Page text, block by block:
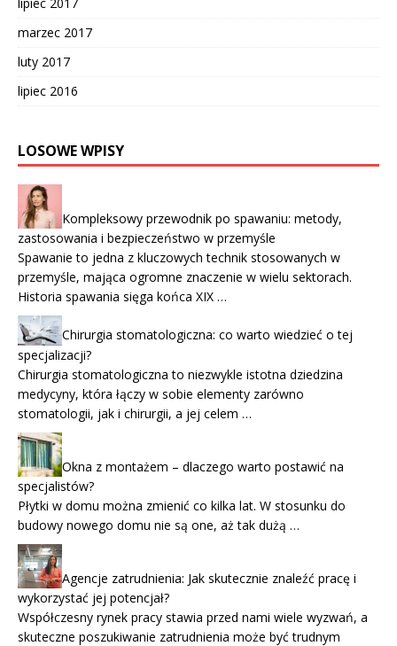
marzec 2017
luty 2017
lipiec 2016
LOSOWE WPISY
Kompleksowy przewodnik po spawaniu: metody,
zastosowania i bezpieczeństwo w przemyśle
Spawanie to jedna z kluczowych technik stosowanych w
przemyśle, mająca ogromne znaczenie w wielu sektorach.
Historia spawania sięga końca XIX …
Chirurgia stomatologiczna: co warto wiedzieć o tej
specjalizacji?
Chirurgia stomatologiczna to niezwykle istotna dziedzina
medycyny, która łączy w sobie elementy zarówno
stomatologii, jak i chirurgii, a jej celem …
Okna z montażem – dlaczego warto postawić na
specjalistów?
Płytki w domu można zmienić co kilka lat. W stosunku do
budowy nowego domu nie są one, aż tak dużą …
Agencje zatrudnienia: Jak skutecznie znaleźć pracę i
wykorzystać jej potencjał?
Współczesny rynek pracy stawia przed nami wiele wyzwań, a
skuteczne poszukiwanie zatrudnienia może być trudnym